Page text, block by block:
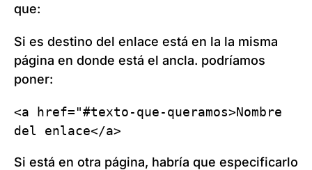
que:
Si es destino del enlace está en la la misma
página en donde está el ancla. podríamos
poner:
<a href="#texto-que-queramos>Nombre
del enlace</a>
Si está en otra página, habría que especificarlo